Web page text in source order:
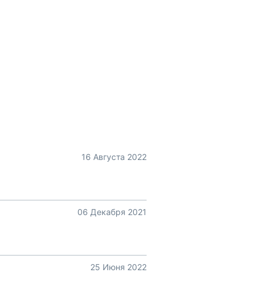
16 Августа 2022
06 Декабря 2021
25 Июня 2022